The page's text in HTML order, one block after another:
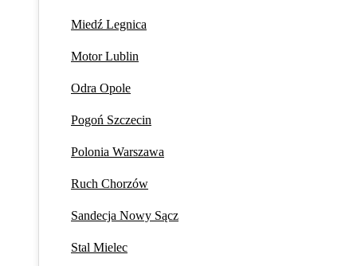
Miedź Legnica
Motor Lublin
Odra Opole
Pogoń Szczecin
Polonia Warszawa
Ruch Chorzów
Sandecja Nowy Sącz
Stal Mielec